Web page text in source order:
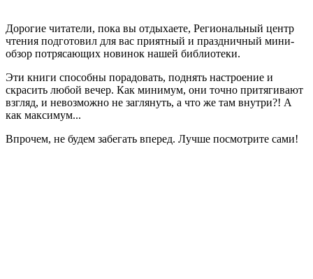
Дорогие читатели, пока вы отдыхаете, Региональный центр
чтения подготовил для вас приятный и праздничный мини-
обзор потрясающих новинок нашей библиотеки.
Эти книги способны порадовать, поднять настроение и
скрасить любой вечер. Как минимум, они точно притягивают
взгляд, и невозможно не заглянуть, а что же там внутри?! А
как максимум...
Впрочем, не будем забегать вперед. Лучше посмотрите сами!